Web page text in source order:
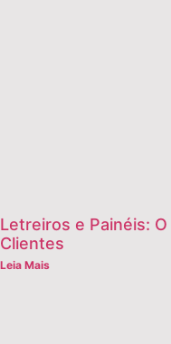
Letreiros e Painéis:
Clientes
Leia Mais